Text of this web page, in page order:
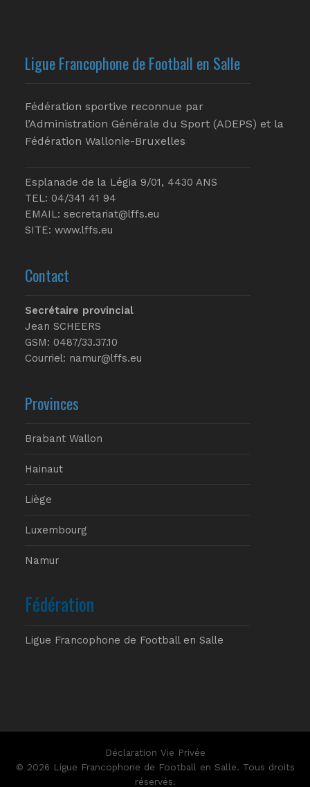
Ligue Francophone de Football en Salle
Fédération sportive reconnue par
l’Administration Générale du Sport (ADEPS) et la
Fédération Wallonie-Bruxelles
Esplanade de la Légia 9/01, 4430 ANS
TEL: 04/341 41 94
EMAIL: secretariat@lffs.eu
SITE: www.lffs.eu
Contact
Secrétaire provincial
Jean SCHEERS
GSM: 0487/33.37.10
Courriel: namur@lffs.eu
Provinces
Brabant Wallon
Hainaut
Liège
Luxembourg
Namur
Fédération
Ligue Francophone de Football en Salle
Déclaration Vie Privée
© 2026 Ligue Francophone de Football en Salle. Tous droits
réservés.